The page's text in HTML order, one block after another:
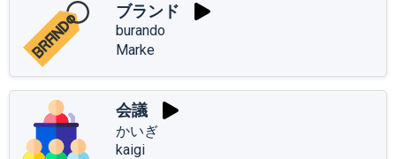
ブランド
burando
Marke
会議
かいぎ
kaigi